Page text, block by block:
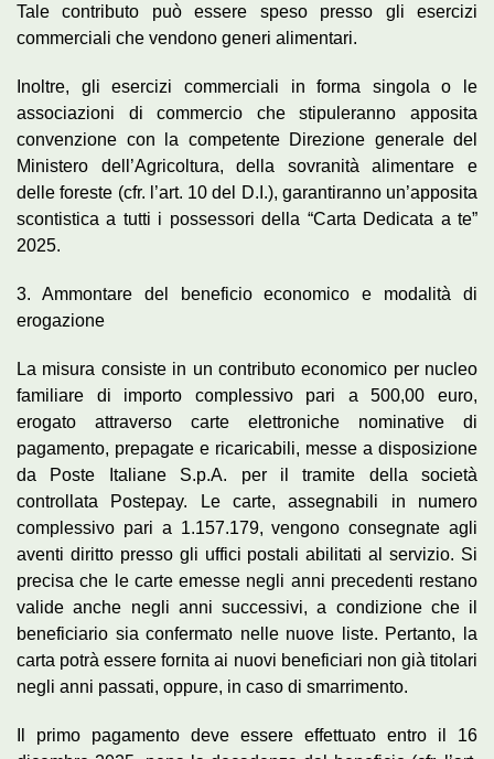
Tale contributo può essere speso presso gli esercizi
commerciali che vendono generi alimentari.
Inoltre, gli esercizi commerciali in forma singola o le
associazioni di commercio che stipuleranno apposita
convenzione con la competente Direzione generale del
Ministero dell’Agricoltura, della sovranità alimentare e
delle foreste (cfr. l’art. 10 del D.I.), garantiranno un’apposita
scontistica a tutti i possessori della “Carta Dedicata a te”
2025.
3. Ammontare del beneficio economico e modalità di
erogazione
La misura consiste in un contributo economico per nucleo
familiare di importo complessivo pari a 500,00 euro,
erogato attraverso carte elettroniche nominative di
pagamento, prepagate e ricaricabili, messe a disposizione
da Poste Italiane S.p.A. per il tramite della società
controllata Postepay. Le carte, assegnabili in numero
complessivo pari a 1.157.179, vengono consegnate agli
aventi diritto presso gli uffici postali abilitati al servizio. Si
precisa che le carte emesse negli anni precedenti restano
valide anche negli anni successivi, a condizione che il
beneficiario sia confermato nelle nuove liste. Pertanto, la
carta potrà essere fornita ai nuovi beneficiari non già titolari
negli anni passati, oppure, in caso di smarrimento.
Il primo pagamento deve essere effettuato entro il 16